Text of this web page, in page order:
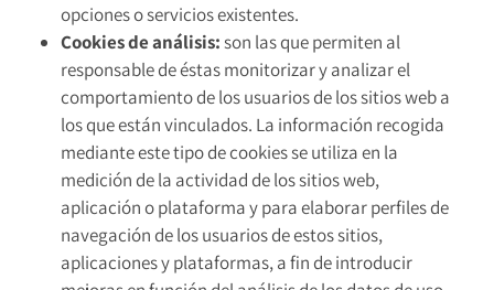
opciones o servicios existentes.
Cookies de análisis:son las que permiten al
responsable de éstas monitorizar y analizar el
comportamiento de los usuarios de los sitios web a
los que están vinculados. La información recogida
mediante este tipo de cookies se utiliza en la
medición de la actividad de los sitios web,
aplicación o plataforma y para elaborar perfiles de
navegación de los usuarios de estos sitios,
aplicaciones y plataformas, a fin de introducir